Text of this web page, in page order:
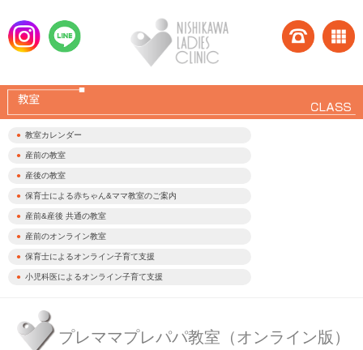
教室カレンダー
産前の教室
産後の教室
保育士による赤ちゃん&ママ教室のご案内
産前&産後 共通の教室
産前のオンライン教室
保育士によるオンライン子育て支援
小児科医によるオンライン子育て支援
プレママプレパパ教室（オンライン版）